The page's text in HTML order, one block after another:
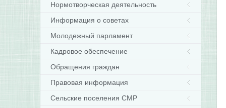
Нормотворческая деятельность
Информация о советах
Молодежный парламент
Кадровое обеспечение
Обращения граждан
Правовая информация
Сельские поселения СМР